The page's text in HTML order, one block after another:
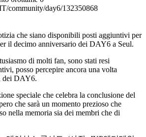
community/day6/132350868
che siano disponibili posti aggiuntivi per
il decimo anniversario dei DAY6 a Seul.
di molti fan, sono stati resi
posso percepire ancora una volta
dei DAY6.
speciale che celebra la conclusione del
che sarà un momento prezioso che
nella memoria sia dei membri che di